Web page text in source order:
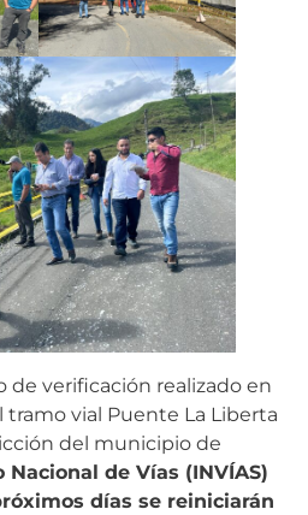
de verificación realizado en
tramo vial Puente La Liberta
del municipio de
de Vías (INVÍAS)
días se reiniciarán